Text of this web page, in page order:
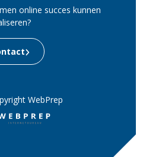
online succes kunnen
WebPrep